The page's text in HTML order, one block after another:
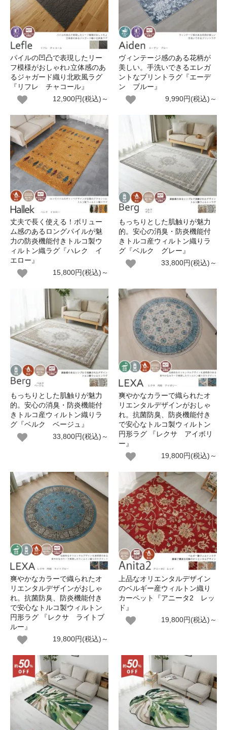
パイルの凹凸で表現したリー
フ模様がおしゃれ♪立体感のあ
るジャガード織り北欧風ラグ
『リフレ チャコール』
12,900円(税込)～
ヴィンテージ感のある花柄が
美しい。手洗いできるエレガ
ントなプリントラグ『エーデ
ン ブルー』
9,990円(税込)～
丈夫で長く使える！ボリュー
ム感のあるロングパイルが魅
力の防炎機能付きトルコ製ウ
ィルトン織ラグ『ハレク イ
エロー』
15,800円(税込)～
もっちりとした肌触りが魅力
的。安心の消臭・防炎機能付
きトルコ産ウィルトン織りラ
グ『ベルク グレー』
33,800円(税込)～
もっちりとした肌触りが魅力
的。安心の消臭・防炎機能付
きトルコ産ウィルトン織りラ
グ『ベルク ベージュ』
33,800円(税込)～
爽やかなカラーで織られたオ
リエンタルデザインがおしゃ
れ。抗菌防臭、防炎機能付き
で安心なトルコ製ウィルトン
円形ラグ 『レクサ アイボリ
ー』
19,800円(税込)～
爽やかなカラーで織られたオ
リエンタルデザインがおしゃ
れ。抗菌防臭、防炎機能付き
で安心なトルコ製ウィルトン
円形ラグ 『レクサ ライトブ
ルー』
19,800円(税込)～
上品なオリエンタルデザイン
のベルギー産ウィルトン織り
カーペット『アニータ2 レッ
ド』
19,800円(税込)～